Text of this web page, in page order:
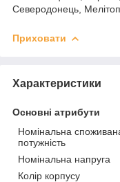
Северодонець,
Приховати
Характеристики
Основні атрибути
Номінальна
потужність
Номінальна напруга
Колір корпусу